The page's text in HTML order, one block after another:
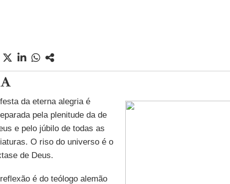
da eterna alegria é
pela plenitude da de
e pelo júbilo de todas as
O riso do universo é o
de Deus.
é do teólogo alemão